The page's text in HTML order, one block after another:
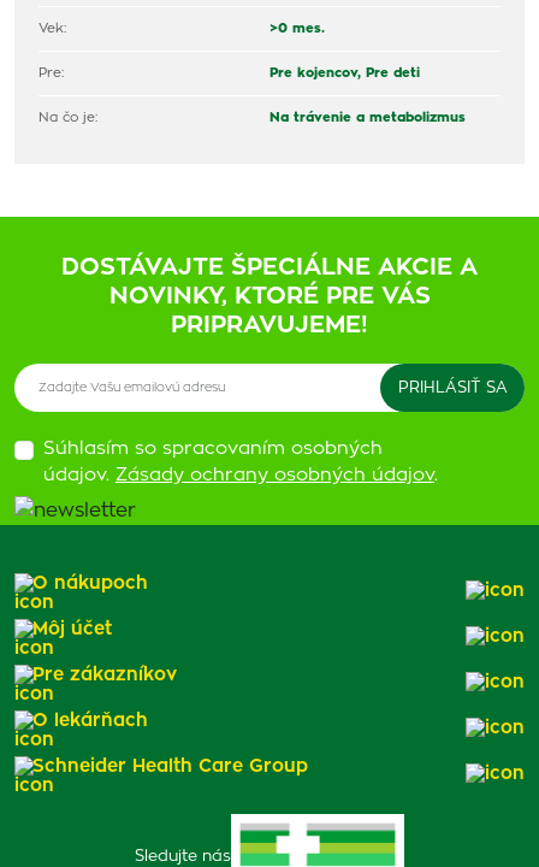
Vek: >0 mes.
Pre: Pre kojencov, Pre deti
Na čo je: Na trávenie a metabolizmus
DOSTÁVAJTE ŠPECIÁLNE AKCIE A
NOVINKY, KTORÉ PRE VÁS
PRIPRAVUJEME!
Súhlasím so spracovaním osobných
údajov. Zásady ochrany osobných údajov.
Sledujte nás
O nákupoch
Môj účet
Pre zákazníkov
O lekárňach
Schneider Health Care Group